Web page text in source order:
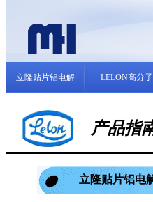
立隆贴片铝电解 LELON高分
产品指
立隆贴片铝电